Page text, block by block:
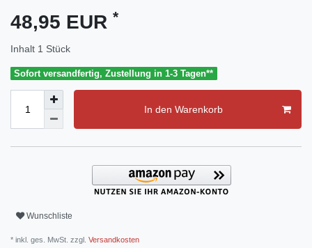
48,95 EUR *
Inhalt 1 Stück
Sofort versandfertig, Zustellung in 1-3 Tagen**
In den Warenkorb
Wunschliste
* inkl. ges. MwSt. zzgl. Versandkosten